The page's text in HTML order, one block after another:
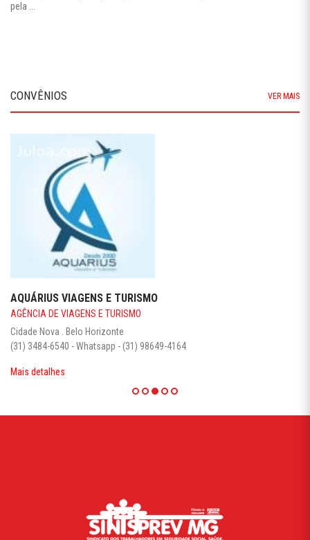
pela ...
CONVÊNIOS VER MAIS
NORMANDY HOTEL
(31) 3115-9500
AV. AFONSO PENA, 726 - 4º ANDAR - BAIRRO CENTRO -
CEP: 30.130-003 - BELO HORIZONTE/MG